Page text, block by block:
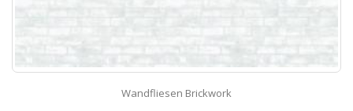
Wandfliesen Brickwork